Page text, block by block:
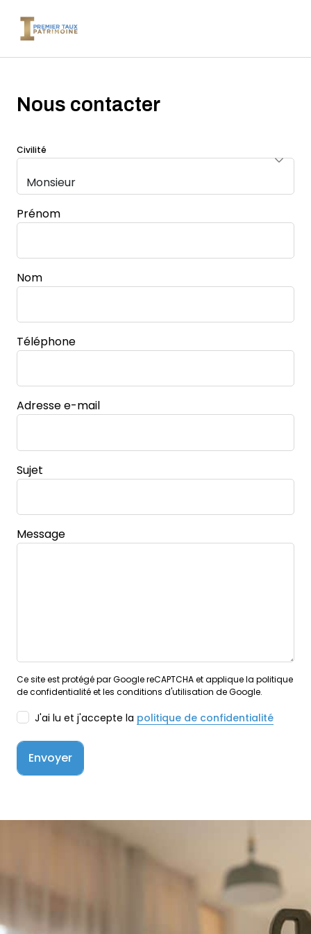
Navigation principale
Nous contacter
Civilité
Prénom
Nom
Téléphone
Adresse e-mail
Sujet
Message
Ce site est protégé par Google reCAPTCHA et applique la politique
de confidentialité et les conditions d'utilisation de Google.
J'ai lu et j'accepte la politique de confidentialité